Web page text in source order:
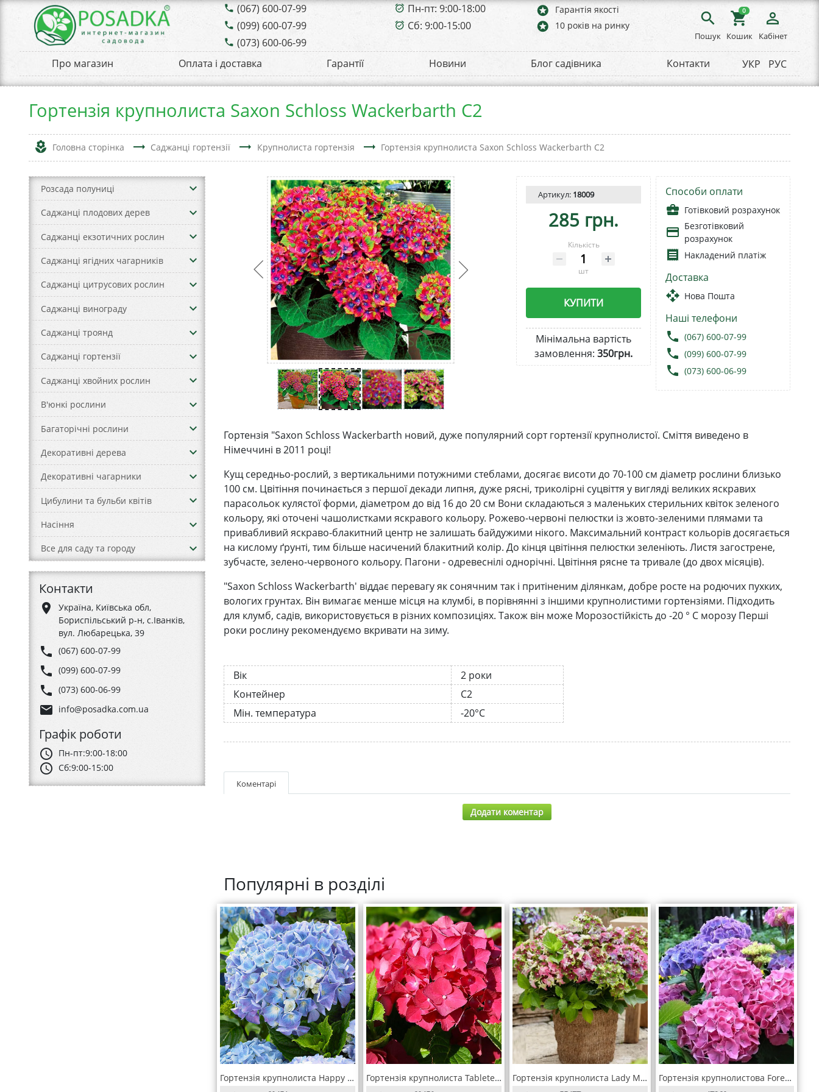
phone (067) 600-07-99
phone (099) 600-07-99
phone (073) 600-06-99
alarm_on Пн-пт: 9:00-18:00
alarm_on Сб: 9:00-15:00
stars Гарантія якості
stars 10 років на ринку search
Пошук
shopping_cart
0
Кошик
person_outline
Кабінет
Про магазин Оплата і доставка Гарантії Новини Блог садівника Контакти УКР РУС
Гортензія крупнолиста Saxon Schloss Wackerbarth С2
local_florist Головна сторінка trending_flat Саджанці гортензії trending_flat Крупнолиста гортензія trending_flat Гортензія крупнолиста Saxon Schloss Wackerbarth С2
Розсада полуниці keyboard_arrow_down
Саджанці плодових дерев keyboard_arrow_down
Саджанці екзотичних рослин keyboard_arrow_down
Саджанці ягідних чагарників keyboard_arrow_down
Саджанці цитрусових рослин keyboard_arrow_down
Саджанці винограду keyboard_arrow_down
Саджанці троянд keyboard_arrow_down
Саджанці гортензії keyboard_arrow_down
Саджанці хвойних рослин keyboard_arrow_down
В'юнкі рослини keyboard_arrow_down
Багаторічні рослини keyboard_arrow_down
Декоративні дерева keyboard_arrow_down
Декоративні чагарники keyboard_arrow_down
Цибулини та бульби квітів keyboard_arrow_down
Насіння keyboard_arrow_down
Все для саду та городу keyboard_arrow_down
Контакти
place
Україна, Київська обл,
Бориспільський р-н, с.Іванків,
вул. Любарецька, 39
phone (067) 600-07-99
phone (099) 600-07-99
phone (073) 600-06-99
email info@posadka.com.ua
Графік роботи
schedule Пн-пт:9:00-18:00
schedule Сб:9:00-15:00
Артикул: 18009
285 грн.
Кількість
шт
КУПИТИ
Мінімальна вартість
замовлення: 350грн.
Способи оплати
business_center Готівковий розрахунок
payment Безготівковий
розрахунок
receipt Накладений платіж
Доставка
open_with Нова Пошта
Наші телефони
local_phone (067) 600-07-99
local_phone (099) 600-07-99
local_phone (073) 600-06-99
Гортензія "Saxon Schloss Wackerbarth новий, дуже популярний сорт гортензії крупнолистої. Сміття виведено в
Німеччині в 2011 році!
Кущ середньо-рослий, з вертикальними потужними стеблами, досягає висоти до 70-100 см діаметр рослини близько
100 см. Цвітіння починається з першої декади липня, дуже рясні, триколірні суцвіття у вигляді великих яскравих
парасольок кулястої форми, діаметром до від 16 до 20 см Вони складаються з маленьких стерильних квіток зеленого
кольору, які оточені чашолистками яскравого кольору. Рожево-червоні пелюстки із жовто-зеленими плямами та
привабливий яскраво-блакитний центр не залишать байдужими нікого. Максимальний контраст кольорів досягається
на кислому ґрунті, тим більше насичений блакитний колір. До кінця цвітіння пелюстки зеленіють. Листя загострене,
зубчасте, зелено-червоного кольору. Пагони - одревеснілі однорічні. Цвітіння рясне та тривале (до двох місяців).
"Saxon Schloss Wackerbarth' віддає перевагу як сонячним так і притіненим ділянкам, добре росте на родючих пухких,
вологих грунтах. Він вимагає менше місця на клумбі, в порівнянні з іншими крупнолистими гортензіями. Підходить
для клумб, садів, використовується в різних композиціях. Також він може Морозостійкість до -20 ° C морозу Перші
роки рослину рекомендуємо вкривати на зиму.
Вік
2 роки
Контейнер
С2
Мін. температура
-20°C
Коментарі
Додати коментар
Популярні в розділі
Гортензія крупнолиста Happy Blue (Хеппі Блю) Гортензія крупнолиста Tabletensia (Таблетензія) Гортензія крупнолиста Lady Mata Hari Pink (Леди Мата Хари Пинк) Гортензія крупнолистова Forever & Ever Double Pink/Blue